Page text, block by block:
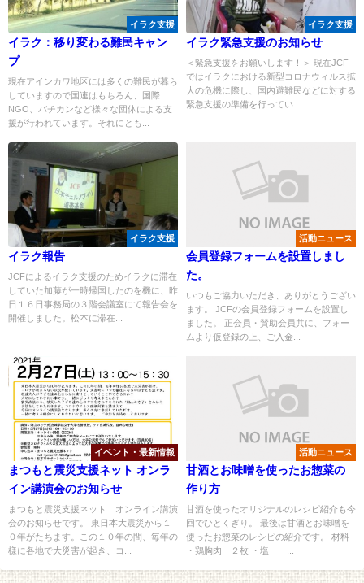
イラク支援
イラク：移り変わる難民キャン
プ
現在アインカワ地区には多くの難民が暮ら
していますので国連はもちろん、国際
NGO、バチカンなど様々な団体による支
援が行われています。それにとも...
イラク支援
イラク緊急支援のお知らせ
＜緊急支援をお願いします！＞ 現在JCF
ではイラクにおける新型コロナウィルス拡
大の危機に際し、国内避難民などに対する
緊急支援の準備を行ってい...
イラク支援
イラク報告
JCFによるイラク支援のためイラクに滞在
していた加藤が一時帰国したのを機に、昨
日１６日事務局の３階会議室にて報告会を
開催しました。松本に滞在...
活動ニュース
会員登録フォームを設置しまし
た。
いつもご協力いただき、ありがとうござい
ます。 JCFの会員登録フォームを設置し
ました。 正会員・賛助会員共に、フォー
ムより仮登録の上、ご入金...
イベント・最新情報
まつもと震災支援ネット オンラ
イン講演会のお知らせ
まつもと震災支援ネット オンライン講演
会のお知らせです。 東日本大震災から１
０年がたちます。この１０年の間、毎年の
様に各地で大災害が起き、コ...
活動ニュース
甘酒とお味噌を使ったお惣菜の
作り方
甘酒を使ったオリジナルのレシピ紹介も今
回でひとくぎり。 最後は甘酒とお味噌を
使ったお惣菜のレシピの紹介です。 材料
・鶏胸肉 ２枚 ・塩 ...